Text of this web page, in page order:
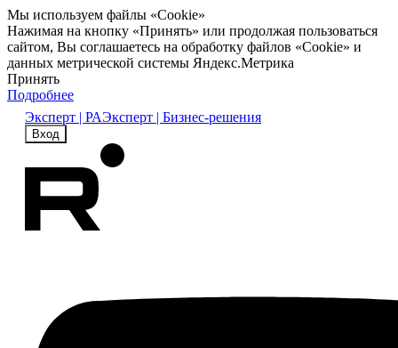
Мы используем файлы «Cookie»
Нажимая на кнопку «Принять» или продолжая пользоваться
сайтом, Вы соглашаетесь на обработку файлов «Cookie» и
данных метрической системы Яндекс.Метрика
Принять
Подробнее
Эксперт | РАЭксперт | Бизнес-решения
Вход